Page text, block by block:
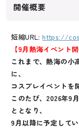
開催概要
短縮URL:https://
【9月熱海イベント
これまで、熱海の小
に、
コスプレイベントを
このたび、2026年9
ととなり、
9月以降に予定して